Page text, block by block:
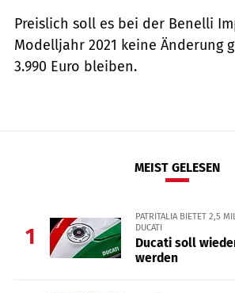
Preislich soll es bei der Benelli
Modelljahr 2021 keine Änderung
3.990 Euro bleiben.
MEIST GELESEN
1
PATRITALIA BIETET 2,5
DUCATI
Ducati soll
werden